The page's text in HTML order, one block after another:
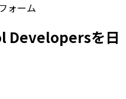
ォーム
Developersを日